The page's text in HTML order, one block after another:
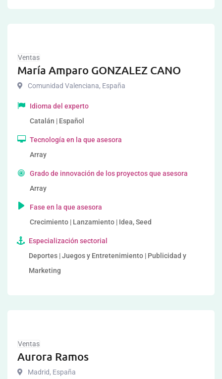
Ventas
María Amparo GONZALEZ CANO
Comunidad Valenciana, España
Idioma del experto
Catalán | Español
Tecnología en la que asesora
Array
Grado de innovación de los proyectos que asesora
Array
Fase en la que asesora
Crecimiento | Lanzamiento | Idea, Seed
Especialización sectorial
Deportes | Juegos y Entretenimiento | Publicidad y
Marketing
Ventas
Aurora Ramos
Madrid, España